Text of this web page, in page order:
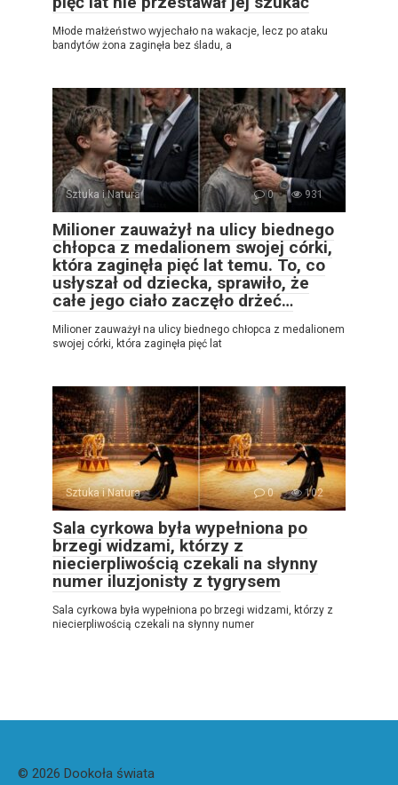
Młode małżeństwo wyjechało na wakacje, lecz po ataku
bandytów żona zaginęła bez śladu, a
Sztuka i Natura 0 931
Milioner zauważył na ulicy biednego
chłopca z medalionem swojej córki,
która zaginęła pięć lat temu. To, co
usłyszał od dziecka, sprawiło, że
całe jego ciało zaczęło drżeć…
Milioner zauważył na ulicy biednego chłopca z medalionem
swojej córki, która zaginęła pięć lat
Sztuka i Natura 0 102
Sala cyrkowa była wypełniona po
brzegi widzami, którzy z
niecierpliwością czekali na słynny
numer iluzjonisty z tygrysem
Sala cyrkowa była wypełniona po brzegi widzami, którzy z
niecierpliwością czekali na słynny numer
© 2026 Dookoła świata